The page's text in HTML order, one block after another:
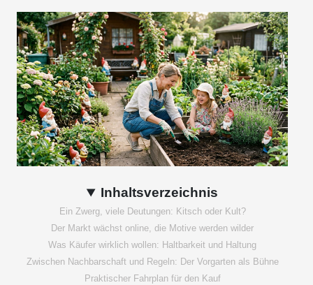
Inhaltsverzeichnis
Ein Zwerg, viele Deutungen: Kitsch oder Kult?
Der Markt wächst online, die Motive werden wilder
Was Käufer wirklich wollen: Haltbarkeit und Haltung
Zwischen Nachbarschaft und Regeln: Der Vorgarten als Bühne
Praktischer Fahrplan für den Kauf